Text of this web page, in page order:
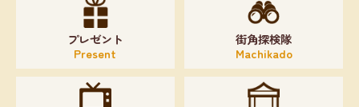
プレゼント
Present
街角探検隊
Machikado